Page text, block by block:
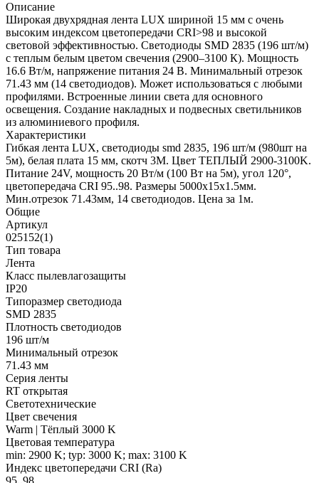
Описание
Широкая двухрядная лента LUX шириной 15 мм с очень
высоким индексом цветопередачи CRI>98 и высокой
световой эффективностью. Светодиоды SMD 2835 (196 шт/м)
с теплым белым цветом свечения (2900–3100 К). Мощность
16.6 Вт/м, напряжение питания 24 В. Минимальный отрезок
71.43 мм (14 светодиодов). Может использоваться с любыми
профилями. Встроенные линии света для основного
освещения. Создание накладных и подвесных светильников
из алюминиевого профиля.
Характеристики
Гибкая лента LUX, светодиоды smd 2835, 196 шт/м (980шт на
5м), белая плата 15 мм, скотч 3М. Цвет ТЕПЛЫЙ 2900-3100K.
Питание 24V, мощность 20 Вт/м (100 Вт на 5м), угол 120°,
цветопередача CRI 95..98. Размеры 5000х15x1.5мм.
Мин.отрезок 71.43мм, 14 светодиодов. Цена за 1м.
Общие
Артикул
025152(1)
Тип товара
Лента
Класс пылевлагозащиты
IP20
Типоразмер светодиода
SMD 2835
Плотность светодиодов
196 шт/м
Минимальный отрезок
71.43 мм
Серия ленты
RT открытая
Светотехнические
Цвет свечения
Warm | Тёплый 3000 K
Цветовая температура
min: 2900 K; typ: 3000 K; max: 3100 K
Индекс цветопередачи CRI (Ra)